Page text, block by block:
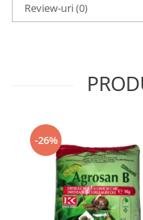
Review-uri(0)
-26%